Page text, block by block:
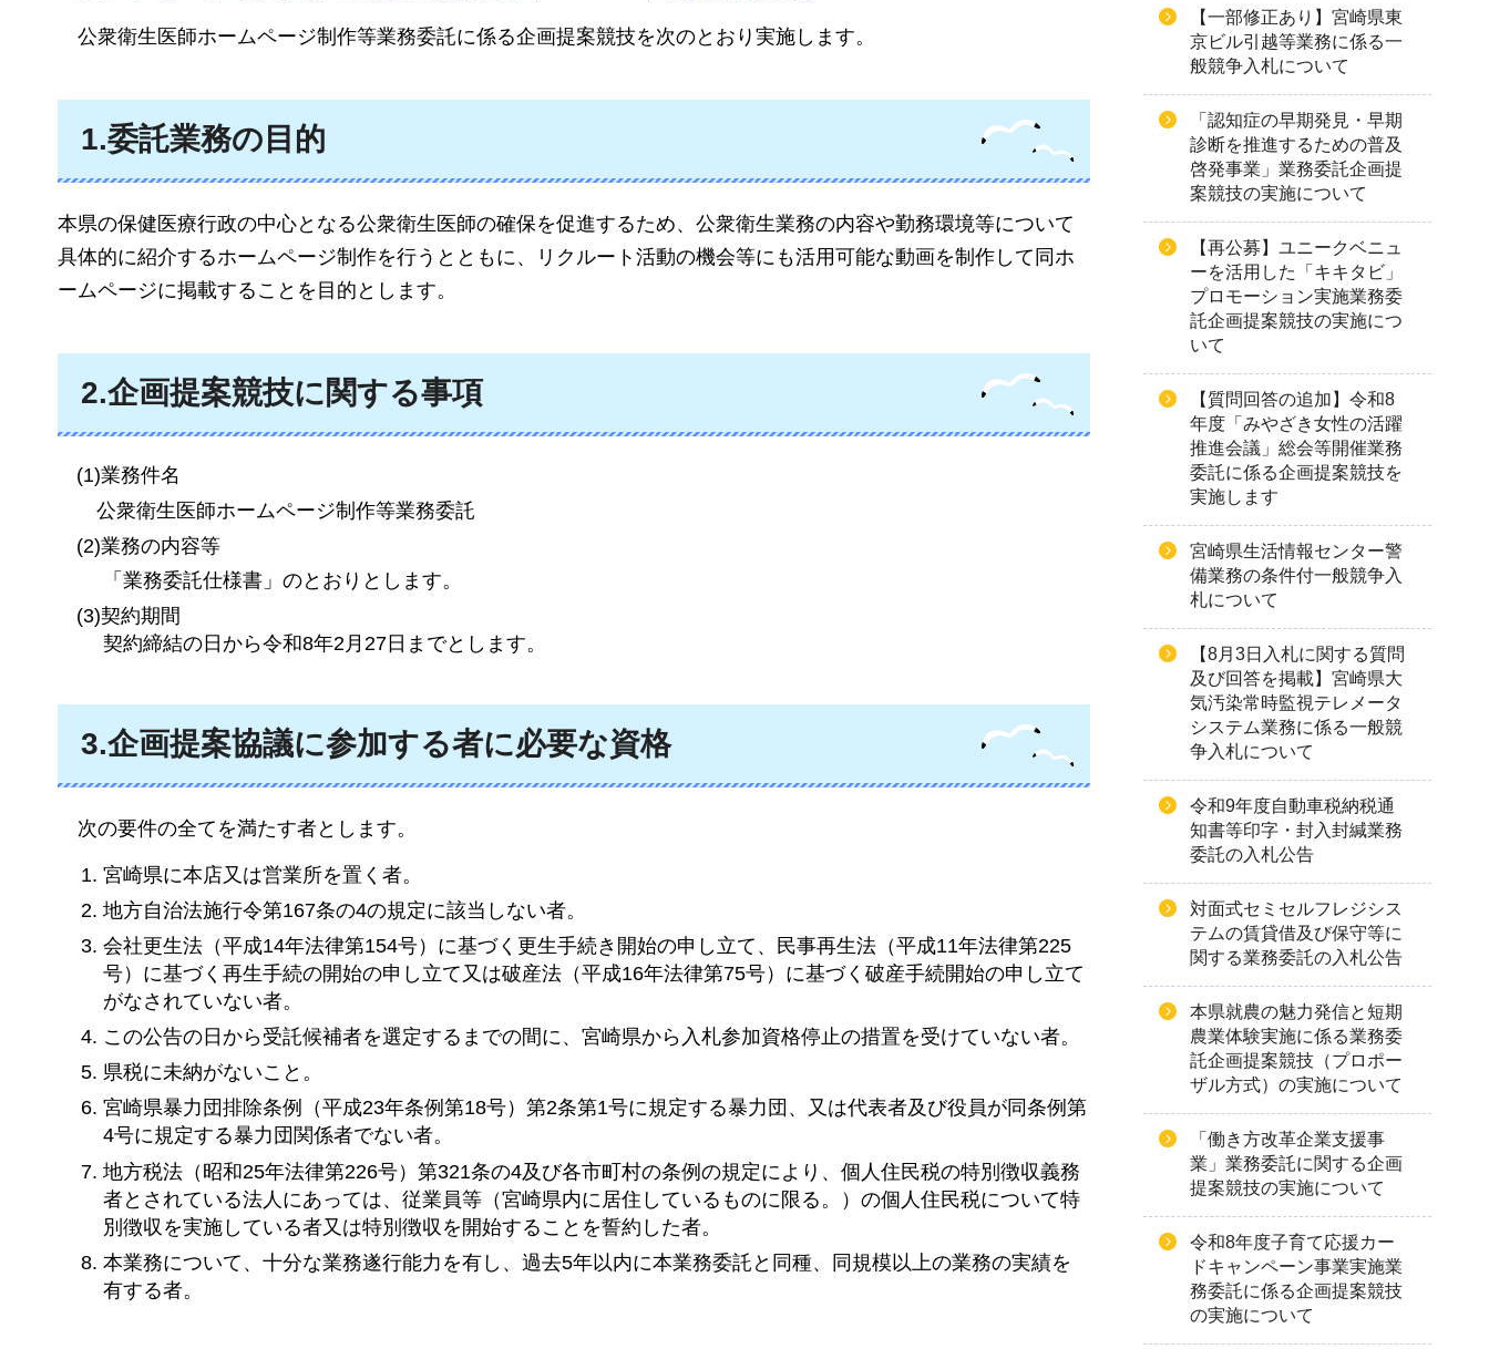
公衆衛生医師ホームページ制作等業務委託に係る企画提案競技を次のとおり実施します。
1.委託業務の目的
本県の保健医療行政の中心となる公衆衛生医師の確保を促進するため、公衆衛生業務の内容や勤務環境等について
具体的に紹介するホームページ制作を行うとともに、リクルート活動の機会等にも活用可能な動画を制作して同ホ
ームページに掲載することを目的とします。
2.企画提案競技に関する事項
(1)業務件名
公衆衛生 医師ホームページ制作等業務委託
(2)業務の内容等
「業務委託仕様書」のとおりとします。
(3)契約期間
契約締結の日から令和8年2月27日までとします。
3.企画提案協議に参加する者に必要な資格
次の要件の全てを満たす者とします。
宮崎県に本店又は営業所を置く者。
地方自治法施行令第167条の4の規定に該当しない者。
会社更生法（平成14年法律第154号）に基づく更生手続き開始の申し立て、民事再生法（平成11年法律第225
号）に基づく再生手続の開始の申し立て又は破産法（平成16年法律第75号）に基づく破産手続開始の申し立て
がなされていない者。
この公告の日から受託候補者を選定するまでの間に、宮崎県から入札参加資格停止の措置を受けていない者。
県税に未納がないこと。
宮崎県暴力団排除条例（平成23年条例第18号）第2条第1号に規定する暴力団、又は代表者及び役員が同条例第
4号に規定する暴力団関係者でない者。
地方税法（昭和25年法律第226号）第321条の4及び各市町村の条例の規定により、個人住民税の特別徴収義務
者とされている法人にあっては、従業員等（宮崎県内に居住しているものに限る。）の個人住民税について特
別徴収を実施している者又は特別徴収を開始することを誓約した者。
本業務について、十分な業務遂行能力を有し、過去5年以内に本業務委託と同種、同規模以上の業務の実績を
有する者。
【一部修正あり】宮崎県東
京ビル引越等業務に係る一
般競争入札について
「認知症の早期発見・早期
診断を推進するための普及
啓発事業」業務委託企画提
案競技の実施について
【再公募】ユニークベニュ
ーを活用した「キキタビ」
プロモーション実施業務委
託企画提案競技の実施につ
いて
【質問回答の追加】令和8
年度「みやざき女性の活躍
推進会議」総会等開催業務
委託に係る企画提案競技を
実施します
宮崎県生活情報センター警
備業務の条件付一般競争入
札について
【8月3日入札に関する質問
及び回答を掲載】宮崎県大
気汚染常時監視テレメータ
システム業務に係る一般競
争入札について
令和9年度自動車税納税通
知書等印字・封入封緘業務
委託の入札公告
対面式セミセルフレジシス
テムの賃貸借及び保守等に
関する業務委託の入札公告
本県就農の魅力発信と短期
農業体験実施に係る業務委
託企画提案競技（プロポー
ザル方式）の実施について
「働き方改革企業支援事
業」業務委託に関する企画
提案競技の実施について
令和8年度子育て応援カー
ドキャンペーン事業実施業
務委託に係る企画提案競技
の実施について